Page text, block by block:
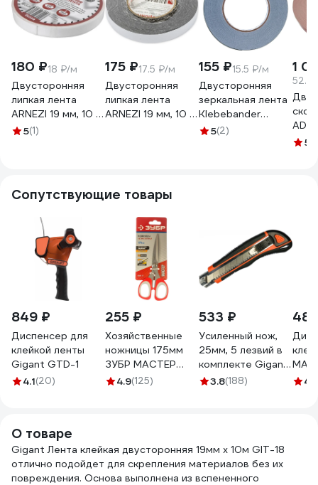
180 ₽18 ₽/м
Двусторонняя
липкая лента
ARNEZI 19 мм, 10 м,
на вспененной
5(1)
175 ₽17.5 ₽/м
Двусторонняя
липкая лента
ARNEZI 19 мм, 10 м,
155 ₽15.5 ₽/м
Двусторонняя
зеркальная лента
Klebebander
каучуковый клей,
5(2)
1
5
Сопутствующие товары
849 ₽
Диспенсер для
клейкой ленты
Gigant GTD-1
4.1(20)
255 ₽
Хозяйственные
ножницы 175мм
ЗУБР МАСТЕР
40441-17
4.9(125)
533 ₽
Усиленный нож,
25мм, 5 лезвий в
комплекте Gigant
GWK 626
3.8(188) 4.8
О товаре
Gigant Лента клейкая двусторонняя 19мм х 10м GIT-18
отлично подойдет для скрепления материалов без их
повреждения. Основа выполнена из вспененного